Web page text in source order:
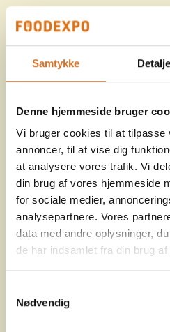
Samtykke
Denne hjemmeside bruger
Vi bruger cookies til at tilpasse
annoncer, til at vise dig
at analysere vores trafik. Vi
din brug af vores hjemmeside
for sociale medier,
analysepartnere. Vores
data med andre oplysninger,
de har indsamlet fra din brug
Nødvendig